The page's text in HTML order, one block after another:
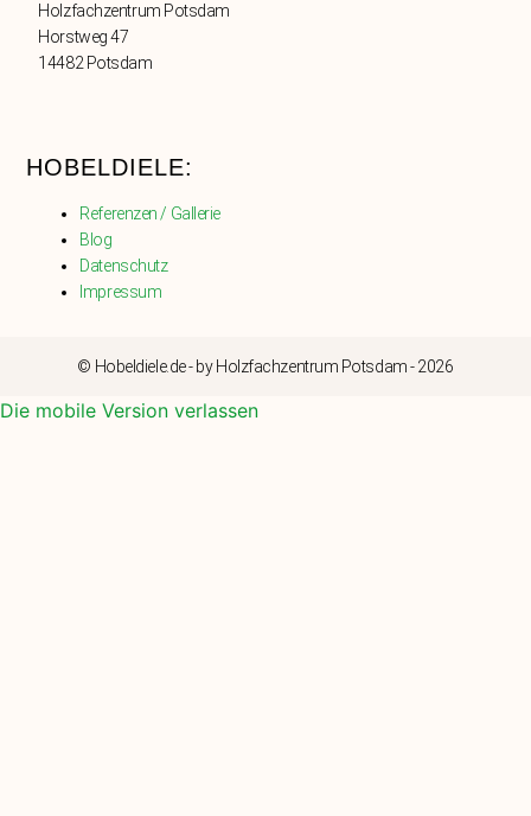
Holzfachzentrum Potsdam
Horstweg 47
14482 Potsdam
HOBELDIELE:
Referenzen / Gallerie
Blog
Datenschutz
Impressum
© Hobeldiele.de - by Holzfachzentrum Potsdam - 2026
Die mobile Version verlassen